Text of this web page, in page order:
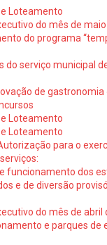
Loteamento
do mês de
do programa
do serviço municipal
de
Loteamento
Loteamento
para o
funcionamento dos
e de diversão
do mês de abril
e parques